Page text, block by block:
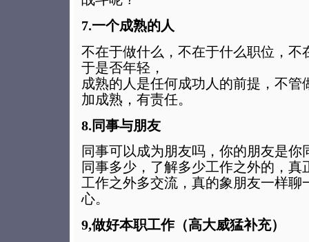
7.一个成熟的人
不在于做什么，不在于什么职位，不
于是否年轻，
成熟的人是任何成功人的前提，不管
加成熟，有责任。
8.同事与朋友
同事可以成为朋友吗，你的朋友是你
同事多少，了解多少工作之外的，真
工作之外多交流，真的象朋友一样聊
心。
9,做好本职工作（高大威猛补充）